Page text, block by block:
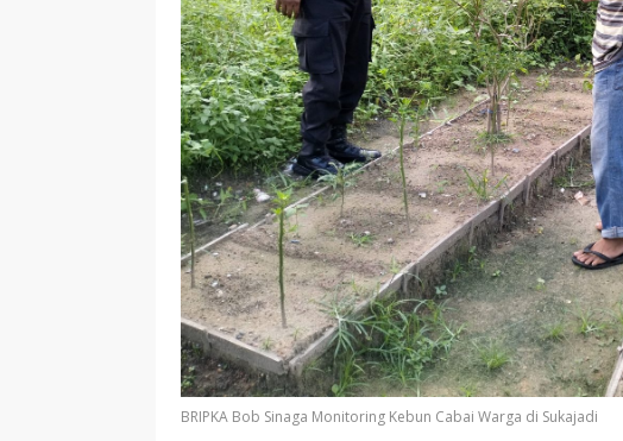
BRIPKA Bob Sinaga Monitoring Kebun Cabai Warga di Sukajadi